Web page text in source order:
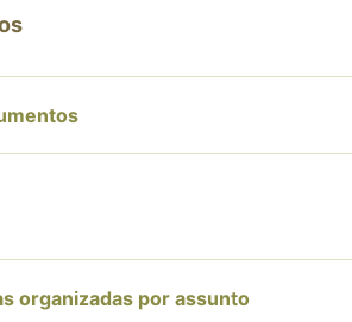
organizadas por assunto